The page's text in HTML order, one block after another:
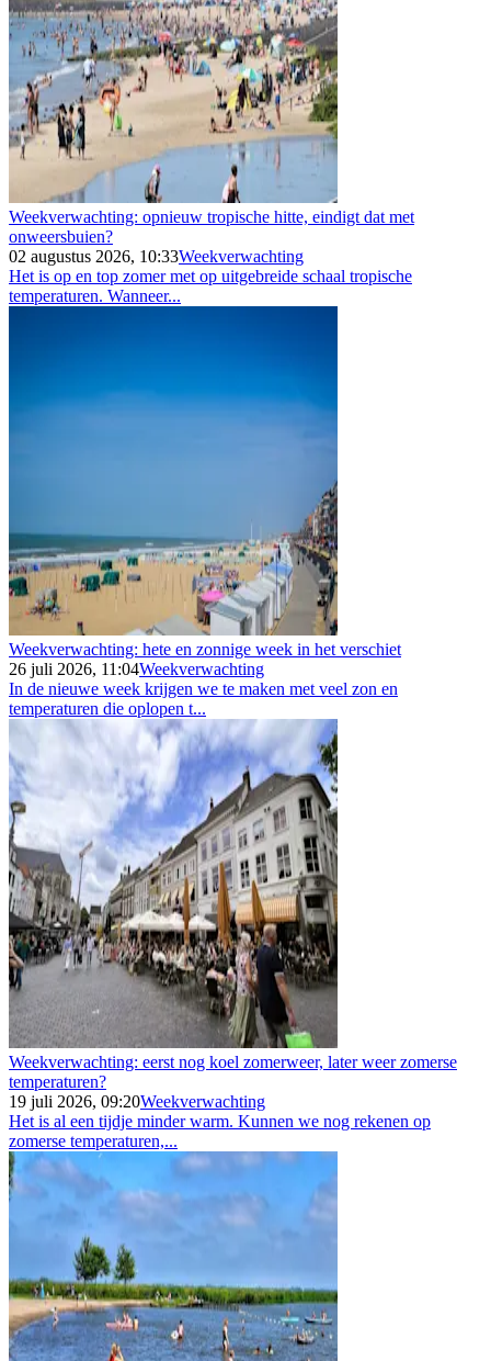
Weekverwachting: opnieuw tropische hitte, eindigt dat met
onweersbuien?
02 augustus 2026, 10:33Weekverwachting
Het is op en top zomer met op uitgebreide schaal tropische
temperaturen. Wanneer...
Weekverwachting: hete en zonnige week in het verschiet
26 juli 2026, 11:04Weekverwachting
In de nieuwe week krijgen we te maken met veel zon en
temperaturen die oplopen t...
Weekverwachting: eerst nog koel zomerweer, later weer zomerse
temperaturen?
19 juli 2026, 09:20Weekverwachting
Het is al een tijdje minder warm. Kunnen we nog rekenen op
zomerse temperaturen,...